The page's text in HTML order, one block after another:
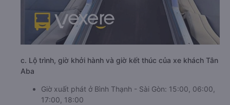
c. Lộ trình, giờ khởi hành và giờ kết thúc của xe khách Tân
Aba
Giờ xuất phát ở Bình Thạnh - Sài Gòn: 15:00, 06:00,
17:00, 18:00